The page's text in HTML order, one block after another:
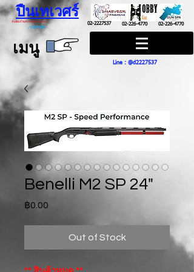
ปืนเทเวศร์
ปืนฮ๊อบบี้ กันส์ HOBBY GUNS
/GUN SPA
02-2227537 02-226-4770 02-226-4770
เมนู
Line : @d2227537
Benelli M2 SP 24"
฿0.00
Out of Stock